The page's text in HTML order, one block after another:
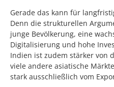
Gerade das kann für
Denn die strukturellen
junge Bevölkerung, eine
Digitalisierung und hohe
Indien ist zudem stärker von
viele andere asiatische
stark ausschließlich vom